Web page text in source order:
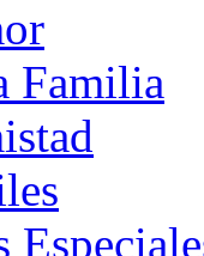
Familia